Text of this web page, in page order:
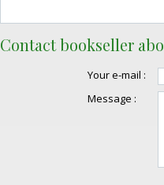
Contact bookseller
Your e-mail :
Message :